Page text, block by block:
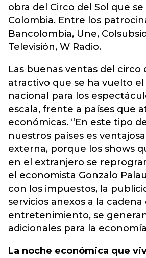
obra del Circo del Sol que se
Colombia. Entre los
Bancolombia, Une,
Televisión, W Radio.
Las buenas ventas del circo
atractivo que se ha vuelto
nacional para los
escala, frente a países que
económicas. “En este tipo
nuestros países es
externa, porque los shows
en el extranjero se
el economista Gonzalo
con los impuestos, la
servicios anexos a la cadena
entretenimiento, se
adicionales para la
La noche económica que